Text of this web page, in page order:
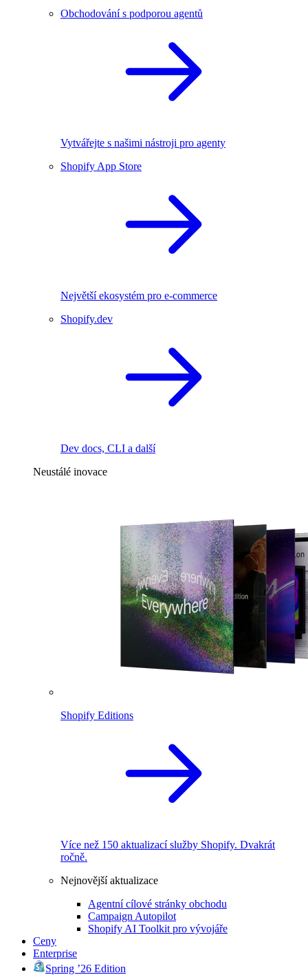
Obchodování s podporou agentů
Vytvářejte s našimi nástroji pro agenty
Shopify App Store
Největší ekosystém pro e-commerce
Shopify.dev
Dev docs, CLI a další
Neustálé inovace
Shopify Editions
Více než 150 aktualizací služby Shopify. Dvakrát
ročně.
Nejnovější aktualizace
Agentní cílové stránky obchodu
Campaign Autopilot
Shopify AI Toolkit pro vývojáře
Ceny
Enterprise
Spring ’26 Edition